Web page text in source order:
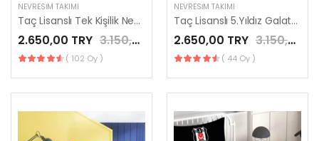
NEVRESIM TAKIMI
Taç Lisanslı Tek Kişilik Nevresim Takımı Barbie Çek Canlandır
2.650,00 TRY 3.150,00 TRY
( 102 Oy )
NEVRESIM TAKIMI
Taç Lisanslı 5.Yıldız Galatasaray Nevresim Takımı Tek Kişilik
2.650,00 TRY 3.150,00 TRY
( 44 Oy )